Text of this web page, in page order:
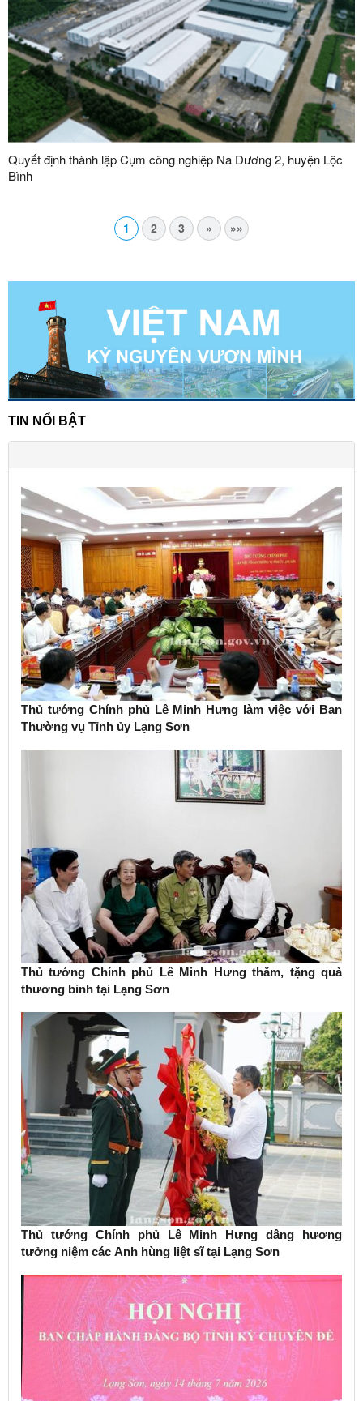
Quyết định thành lập Cụm công nghiệp Na Dương 2, huyện Lộc
Bình
1 2 3 » »»
TIN NỔI BẬT
Thủ tướng Chính phủ Lê Minh Hưng làm việc với Ban
Thường vụ Tỉnh ủy Lạng Sơn
Thủ tướng Chính phủ Lê Minh Hưng thăm, tặng quà
thương binh tại Lạng Sơn
Thủ tướng Chính phủ Lê Minh Hưng dâng hương
tưởng niệm các Anh hùng liệt sĩ tại Lạng Sơn